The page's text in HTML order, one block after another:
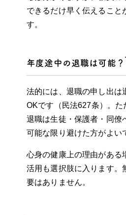
できるだけ早く伝えること
す。
年度途中の退職は可能？
法的には、退職の申し出は
OKです（民法627条）。た
退職は生徒・保護者・同僚
可能な限り避けた方がよい
心身の健康上の理由がある
活用も選択肢に入ります。
要はありません。